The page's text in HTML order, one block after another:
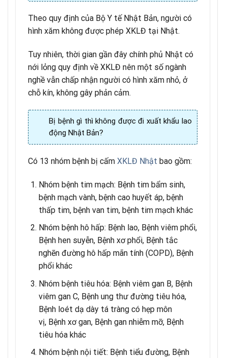
Theo quy định của Bộ Y tế Nhật Bản, người có
hình xăm không được phép XKLĐ tại Nhật.
Tuy nhiên, thời gian gần đây chính phủ Nhật có
nới lỏng quy định về XKLĐ nên một số ngành
nghề vẫn chấp nhận người có hình xăm nhỏ, ở
chỗ kín, không gây phản cảm.
Bị bệnh gì thì không được đi xuất khẩu lao
động Nhật Bản?
Có 13 nhóm bệnh bị cấm XKLĐ Nhật bao gồm:
Nhóm bệnh tim mạch: Bệnh tim bẩm sinh,
bệnh mạch vành, bệnh cao huyết áp, bệnh
thấp tim, bệnh van tim, bệnh tim mạch khác
Nhóm bệnh hô hấp: Bệnh lao, Bệnh viêm phổi,
Bệnh hen suyễn, Bệnh xơ phổi, Bệnh tắc
nghẽn đường hô hấp mãn tính (COPD), Bệnh
phổi khác
Nhóm bệnh tiêu hóa: Bệnh viêm gan B, Bệnh
viêm gan C, Bệnh ung thư đường tiêu hóa,
Bệnh loét dạ dày tá tràng có hẹp môn
vị, Bệnh xơ gan, Bệnh gan nhiễm mỡ, Bệnh
tiêu hóa khác
Nhóm bệnh nội tiết: Bệnh tiểu đường, Bệnh